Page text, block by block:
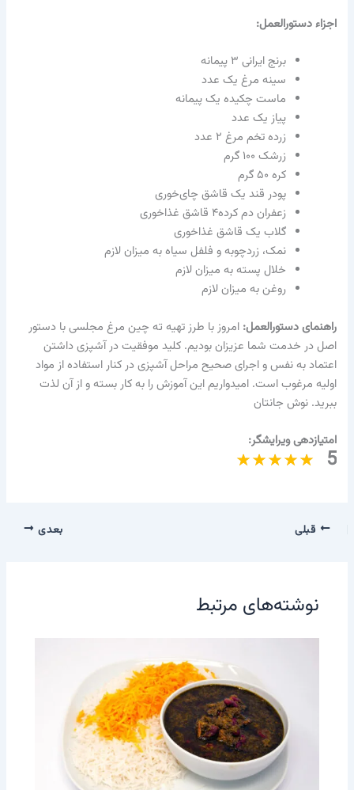
اجزاء دستورالعمل:
برنج ایرانی ۳ پیمانه
سینه مرغ یک عدد
ماست چکیده یک پیمانه
پیاز یک عدد
زرده تخم‌ مرغ ۲ عدد
زرشک ۱۰۰ گرم
کره ۵۰ گرم
پودر قند یک قاشق چای‌خوری
زعفران دم کرده۴ قاشق غذاخوری
گلاب یک قاشق غذاخوری
نمک، زردچوبه و فلفل سیاه به میزان لازم
خلال پسته به میزان لازم
روغن به میزان لازم
راهنمای دستورالعمل:امروز با طرز تهیه ته چین مرغ مجلسی با دستور
اصل در خدمت شما عزیزان بودیم. کلید موفقیت در آشپزی داشتن
اعتماد به نفس و اجرای صحیح مراحل آشپزی در کنار استفاده از مواد
اولیه مرغوب است. امیدواریم این آموزش را به کار بسته و از آن لذت
ببرید. نوش جانتان
امتیازدهی ویرایشگر:
5
قبلی بعدی
نوشته‌های مرتبط